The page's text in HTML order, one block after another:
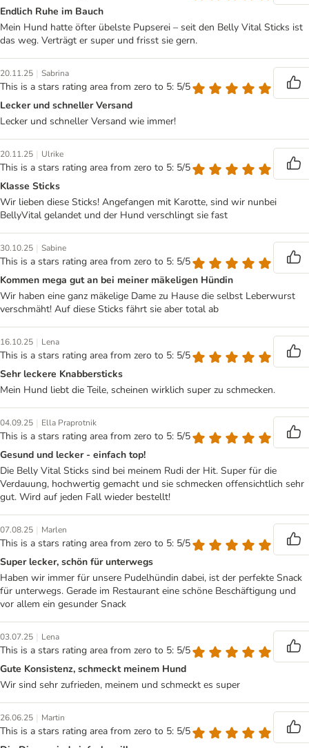
Endlich Ruhe im Bauch
Mein Hund hatte öfter übelste Pupserei – seit den Belly Vital Sticks ist
das weg. Verträgt er super und frisst sie gern.
20.11.25 | Sabrina
This is a stars rating area from zero to 5: 5/5
Lecker und schneller Versand
Lecker und schneller Versand wie immer!
20.11.25 | Ulrike
This is a stars rating area from zero to 5: 5/5
Klasse Sticks
Wir lieben diese Sticks! Angefangen mit Karotte, sind wir nunbei
BellyVital gelandet und der Hund verschlingt sie fast
30.10.25 | Sabine
This is a stars rating area from zero to 5: 5/5
Kommen mega gut an bei meiner mäkeligen Hündin
Wir haben eine ganz mäkelige Dame zu Hause die selbst Leberwurst
verschmäht! Auf diese Sticks fährt sie aber total ab
16.10.25 | Lena
This is a stars rating area from zero to 5: 5/5
Sehr leckere Knabbersticks
Mein Hund liebt die Teile, scheinen wirklich super zu schmecken.
04.09.25 | Ella Praprotnik
This is a stars rating area from zero to 5: 5/5
Gesund und lecker - einfach top!
Die Belly Vital Sticks sind bei meinem Rudi der Hit. Super für die
Verdauung, hochwertig gemacht und sie schmecken offensichtlich sehr
gut. Wird auf jeden Fall wieder bestellt!
07.08.25 | Marlen
This is a stars rating area from zero to 5: 5/5
Super lecker, schön für unterwegs
Haben wir immer für unsere Pudelhündin dabei, ist der perfekte Snack
für unterwegs. Gerade im Restaurant eine schöne Beschäftigung und
vor allem ein gesunder Snack
03.07.25 | Lena
This is a stars rating area from zero to 5: 5/5
Gute Konsistenz, schmeckt meinem Hund
Wir sind sehr zufrieden, meinem und schmeckt es super
26.06.25 | Martin
This is a stars rating area from zero to 5: 5/5